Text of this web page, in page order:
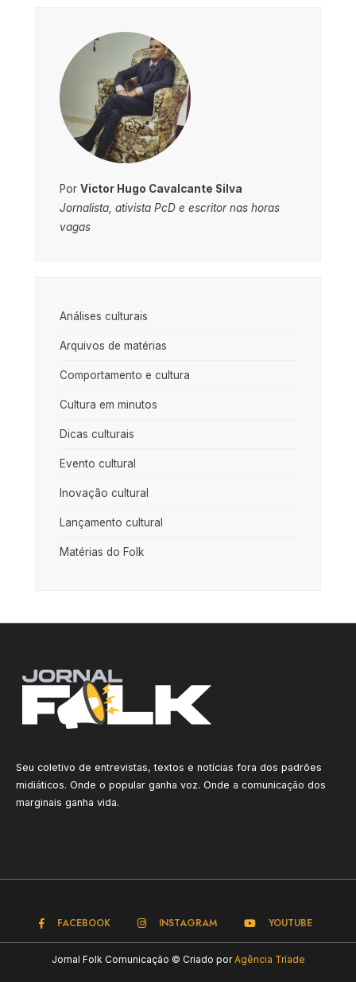
Por Victor Hugo Cavalcante Silva
Jornalista, ativista PcD e escritor nas horas
vagas
Análises culturais
Arquivos de matérias
Comportamento e cultura
Cultura em minutos
Dicas culturais
Evento cultural
Inovação cultural
Lançamento cultural
Matérias do Folk
Seu coletivo de entrevistas, textos e notícias fora dos padrões
midiáticos. Onde o popular ganha voz. Onde a comunicação dos
marginais ganha vida.
FACEBOOK INSTAGRAM YOUTUBE
Jornal Folk Comunicação © Criado por Agência Tríade